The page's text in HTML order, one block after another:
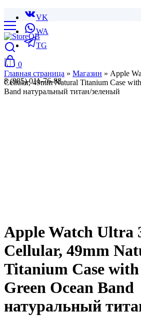
VK
WA
TG
8 (985) 011-76-88
0
Главная страница » Магазин » Apple
Cellular, 49mm Natural Titanium Case
Band натуральный титан/зеленый
Apple Watch Ultra
Cellular, 49mm
Titanium Case with
Green Ocean Band
натуральный